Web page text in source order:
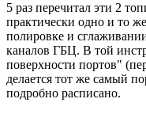
5 раз перечитал эти 2
практически одно и то же
полировке и
каналов ГБЦ. В той
поверхности портов"
делается тот же самый
подробно расписано.